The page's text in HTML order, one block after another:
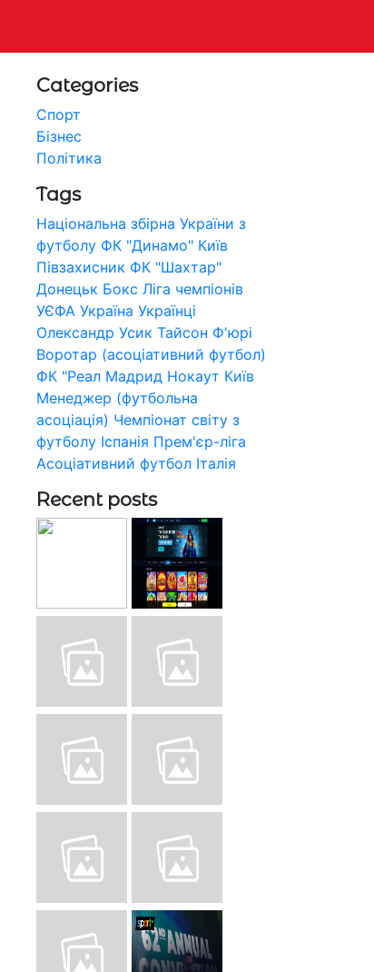
Categories
Спорт
Бізнес
Політика
Tags
Національна збірна України з
футболу ФК "Динамо" Київ
Півзахисник ФК "Шахтар"
Донецьк Бокс Ліга чемпіонів
УЄФА Україна Українці
Олександр Усик Тайсон Ф'юрі
Воротар (асоціативний футбол)
ФК "Реал Мадрид Нокаут Київ
Менеджер (футбольна
асоціація) Чемпіонат світу з
футболу Іспанія Прем'єр-ліга
Асоціативний футбол Італія
Recent posts